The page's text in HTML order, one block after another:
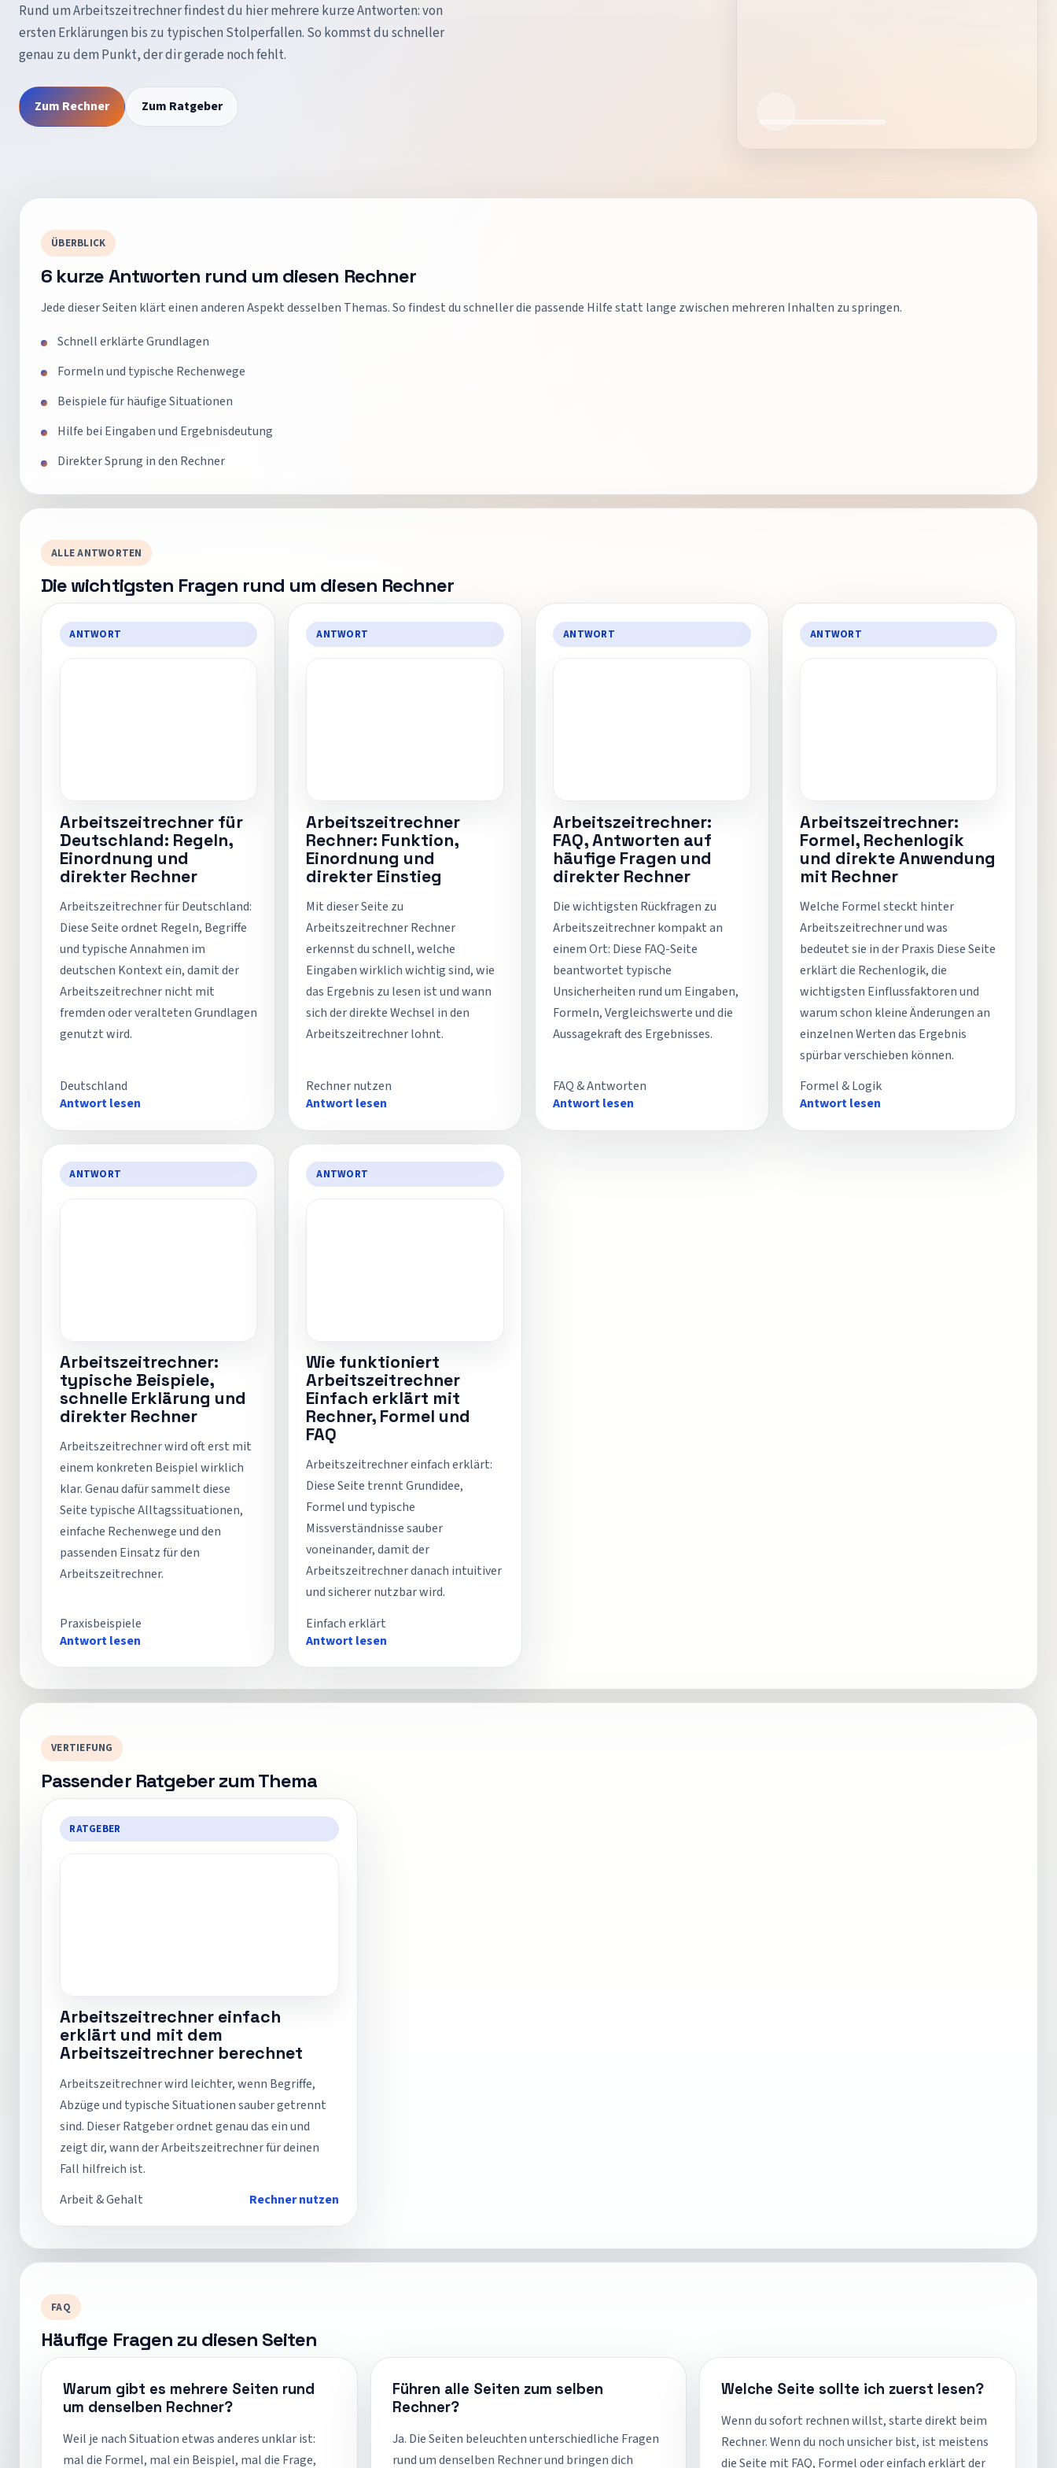
Rund umArbeitszeitrechnerfindest du hier mehrere kurze Antworten: von
ersten Erklärungen bis zu typischen Stolperfallen. So kommst du schneller
genau zu dem Punkt, der dir gerade noch fehlt.
Zum Rechner Zum Ratgeber
ÜBERBLICK
6 kurze Antworten rund um diesen Rechner
Jede dieser Seiten klärt einen anderen Aspekt desselben Themas. So findest du schneller die passende Hilfe statt lange zwischen mehreren Inhalten zu springen.
Schnell erklärte Grundlagen
Formeln und typische Rechenwege
Beispiele für häufige Situationen
Hilfe bei Eingaben und Ergebnisdeutung
Direkter Sprung in den Rechner
ALLE ANTWORTEN
Die wichtigsten Fragen rund um diesen Rechner
ANTWORT
Arbeitszeitrechner für
Deutschland: Regeln,
Einordnung und
direkter Rechner
Arbeitszeitrechner für Deutschland:
Diese Seite ordnet Regeln, Begriffe
und typische Annahmen im
deutschen Kontext ein, damit der
Arbeitszeitrechner nicht mit
fremden oder veralteten Grundlagen
genutzt wird.
Deutschland
Antwort lesen
ANTWORT
Arbeitszeitrechner
Rechner: Funktion,
Einordnung und
direkter Einstieg
Mit dieser Seite zu
Arbeitszeitrechner Rechner
erkennst du schnell, welche
Eingaben wirklich wichtig sind, wie
das Ergebnis zu lesen ist und wann
sich der direkte Wechsel in den
Arbeitszeitrechner lohnt.
Rechner nutzen
Antwort lesen
ANTWORT
Arbeitszeitrechner:
FAQ, Antworten auf
häufige Fragen und
direkter Rechner
Die wichtigsten Rückfragen zu
Arbeitszeitrechner kompakt an
einem Ort: Diese FAQ-Seite
beantwortet typische
Unsicherheiten rund um Eingaben,
Formeln, Vergleichswerte und die
Aussagekraft des Ergebnisses.
FAQ & Antworten
Antwort lesen
ANTWORT
Arbeitszeitrechner:
Formel, Rechenlogik
und direkte Anwendung
mit Rechner
Welche Formel steckt hinter
Arbeitszeitrechner und was
bedeutet sie in der Praxis Diese Seite
erklärt die Rechenlogik, die
wichtigsten Einflussfaktoren und
warum schon kleine Änderungen an
einzelnen Werten das Ergebnis
spürbar verschieben können.
Formel & Logik
Antwort lesen
ANTWORT
Arbeitszeitrechner:
typische Beispiele,
schnelle Erklärung und
direkter Rechner
Arbeitszeitrechner wird oft erst mit
einem konkreten Beispiel wirklich
klar. Genau dafür sammelt diese
Seite typische Alltagssituationen,
einfache Rechenwege und den
passenden Einsatz für den
Arbeitszeitrechner.
Praxisbeispiele
Antwort lesen
ANTWORT
Wie funktioniert
Arbeitszeitrechner
Einfach erklärt mit
Rechner, Formel und
FAQ
Arbeitszeitrechner einfach erklärt:
Diese Seite trennt Grundidee,
Formel und typische
Missverständnisse sauber
voneinander, damit der
Arbeitszeitrechner danach intuitiver
und sicherer nutzbar wird.
Einfach erklärt
Antwort lesen
VERTIEFUNG
Passender Ratgeber zum Thema
RATGEBER
Arbeitszeitrechner einfach
erklärt und mit dem
Arbeitszeitrechner berechnet
Arbeitszeitrechner wird leichter, wenn Begriffe,
Abzüge und typische Situationen sauber getrennt
sind. Dieser Ratgeber ordnet genau das ein und
zeigt dir, wann der Arbeitszeitrechner für deinen
Fall hilfreich ist.
Arbeit & Gehalt
Rechner nutzen
FAQ
Häufige Fragen zu diesen Seiten
Warum gibt es mehrere Seiten rund
um denselben Rechner?
Weil je nach Situation etwas anderes unklar ist:
mal die Formel, mal ein Beispiel, mal die Frage,
Führen alle Seiten zum selben
Rechner?
Ja. Die Seiten beleuchten unterschiedliche Fragen
rund um denselben Rechner und bringen dich
Welche Seite sollte ich zuerst lesen?
Wenn du sofort rechnen willst, starte direkt beim
Rechner. Wenn du noch unsicher bist, ist meistens
die Seite mit FAQ, Formel oder einfach erklärt der